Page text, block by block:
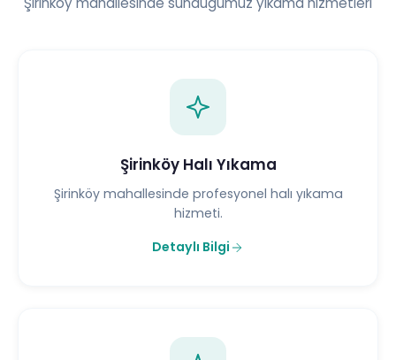
Şirinköy Halı Yıkama
Şirinköy mahallesinde profesyonel halı yıkama
hizmeti.
Detaylı Bilgi